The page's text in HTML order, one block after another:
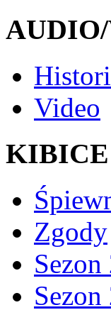
Video
KIBICE
Zgody